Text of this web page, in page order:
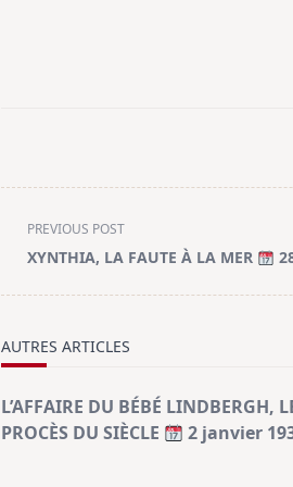
<span
class="nav-
text">Page</span>
PREVIOUS POST
XYNTHIA, LA FAUTE À LA MER
AUTRES ARTICLES
L’AFFAIRE DU BÉBÉ LINDBERGH,
PROCÈS DU SIÈCLE
2 janvier